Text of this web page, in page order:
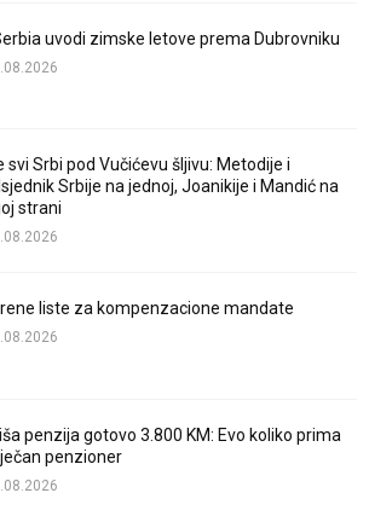
uvodi zimske letove prema Dubrovniku
svi Srbi pod Vučićevu šljivu: Metodije i
Srbije na jednoj, Joanikije i Mandić na
strani
liste za kompenzacione mandate
penzija gotovo 3.800 KM: Evo koliko prima
penzioner